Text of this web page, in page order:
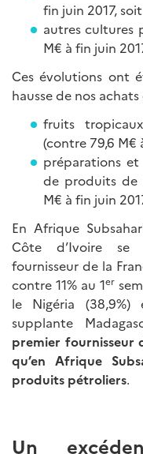
fin juin 2017, soit
autres cultures
M€ à fin juin
Ces évolutions ont
hausse de nos
fruits
(contre 79,6 M€
préparations et
de produits de
M€ à fin juin
En Afrique
Côte d’Ivoire se
fournisseur de la
contre 11% au 1er
le Nigéria
supplante
premier fournisseur
qu’en Afrique
produits pétroliers.
Un